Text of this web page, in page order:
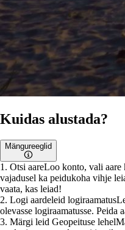
Kuidas alustada?
Mängureeglid
1 . Otsi aareLoo konto, vali aare
vajadusel ka peidukoha vihje
vaata, kas leiad!
2. Logi aardeleid logiraamatus
olevasse logiraamatusse. Peida
3. Märgi leid Geopeituse lehel